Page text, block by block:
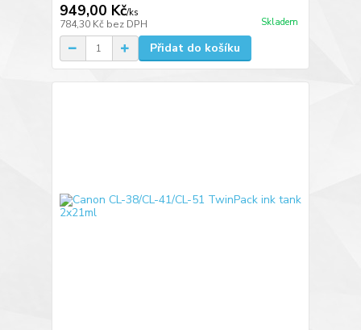
949,00 Kč/ks
784,30 Kč bez DPH Skladem
Přidat do košíku